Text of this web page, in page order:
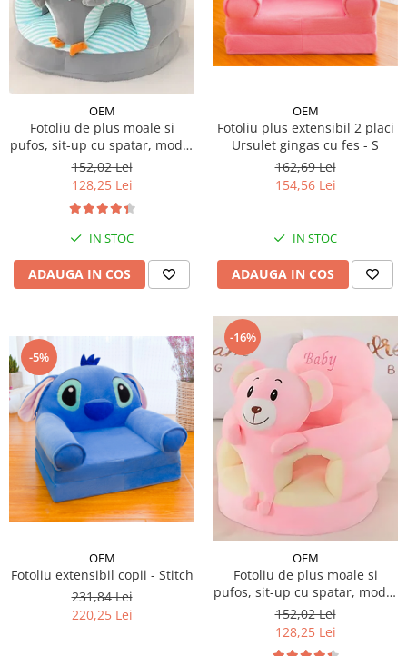
Micul explorator
Nisip kinetic
Pictura, modelaj si accesorii
Tarcuri si corturi
Tarc joaca copii
Tarc joaca bebe
Tarc joaca cu bile
Corturi copii
OEM
Fotoliu de plus moale si
pufos, sit-up cu spatar, model
animalute
152,02 Lei
128,25 Lei
IN STOC
ADAUGA IN COS
OEM
Fotoliu plus extensibil 2 placi
Ursulet gingas cu fes - S
162,69 Lei
154,56 Lei
IN STOC
ADAUGA IN COS
-5%
OEM
Fotoliu extensibil copii - Stitch
231,84 Lei
220,25 Lei
-16%
OEM
Fotoliu de plus moale si
pufos, sit-up cu spatar, model
animalute
152,02 Lei
128,25 Lei